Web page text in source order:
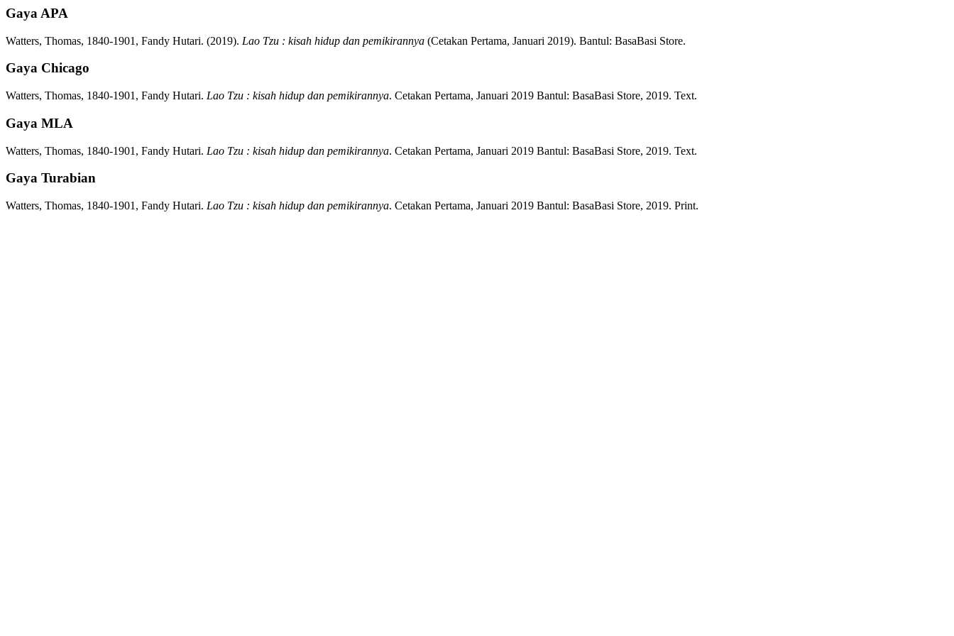
Gaya APA
Watters, Thomas, 1840-1901, Fandy Hutari. (2019). Lao Tzu : kisah hidup dan pemikirannya (Cetakan Pertama, Januari 2019). Bantul: BasaBasi Store.
Gaya Chicago
Watters, Thomas, 1840-1901, Fandy Hutari. Lao Tzu : kisah hidup dan pemikirannya. Cetakan Pertama, Januari 2019 Bantul: BasaBasi Store, 2019. Text.
Gaya MLA
Watters, Thomas, 1840-1901, Fandy Hutari. Lao Tzu : kisah hidup dan pemikirannya. Cetakan Pertama, Januari 2019 Bantul: BasaBasi Store, 2019. Text.
Gaya Turabian
Watters, Thomas, 1840-1901, Fandy Hutari. Lao Tzu : kisah hidup dan pemikirannya. Cetakan Pertama, Januari 2019 Bantul: BasaBasi Store, 2019. Print.